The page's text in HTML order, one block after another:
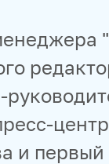
и первый